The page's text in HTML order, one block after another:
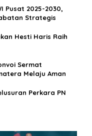
Pusat 2025-2030,
Strategis
Hesti Haris Raih
Sermat
Melaju Aman
Perkara PN